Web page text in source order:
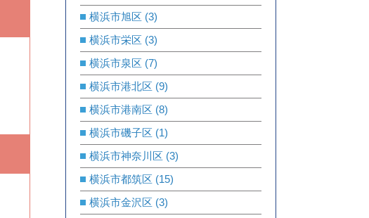
横浜市旭区 (3)
横浜市栄区 (3)
横浜市泉区 (7)
横浜市港北区 (9)
横浜市港南区 (8)
横浜市磯子区 (1)
横浜市神奈川区 (3)
横浜市都筑区 (15)
横浜市金沢区 (3)